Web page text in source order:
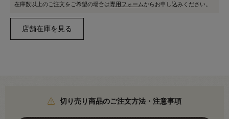
在庫数以上のご注文をご希望の場合は専用フォームからお申し込みください。
切り売り商品のご注文方法・注意事項